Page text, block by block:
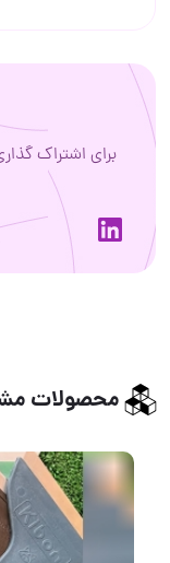
برای اشتراک
محصولات